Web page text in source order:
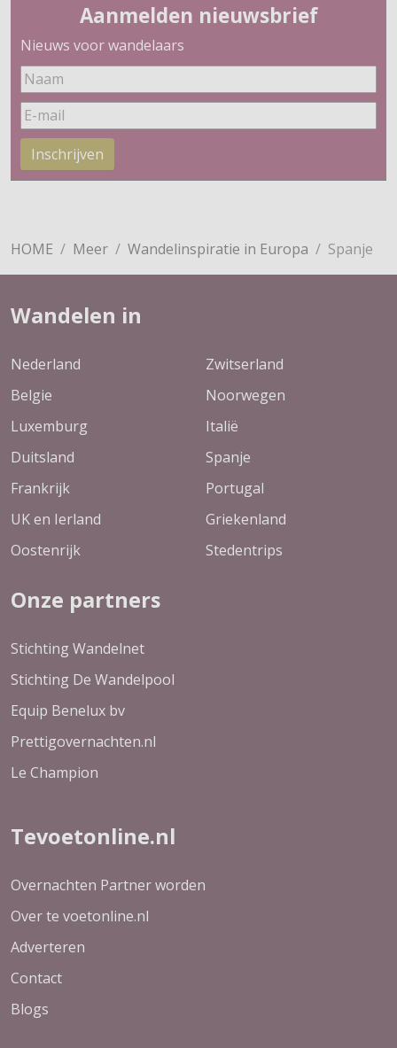
Aanmelden nieuwsbrief
Nieuws voor wandelaars
Inschrijven
HOME Meer Wandelinspiratie in Europa Spanje
Wandelen in
Nederland
Belgie
Luxemburg
Duitsland
Frankrijk
UK en Ierland
Oostenrijk
Zwitserland
Noorwegen
Italië
Spanje
Portugal
Griekenland
Stedentrips
Onze partners
Stichting Wandelnet
Stichting De Wandelpool
Equip Benelux bv
Prettigovernachten.nl
Le Champion
Tevoetonline.nl
Overnachten Partner worden
Over te voetonline.nl
Adverteren
Contact
Blogs